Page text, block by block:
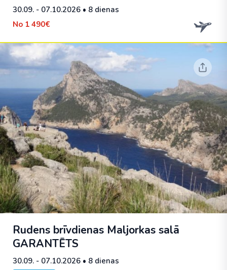
30.09. - 07.10.2026 • 8 dienas
No 1 490€
Rudens brīvdienas Maljorkas salā
GARANTĒTS
30.09. - 07.10.2026 • 8 dienas